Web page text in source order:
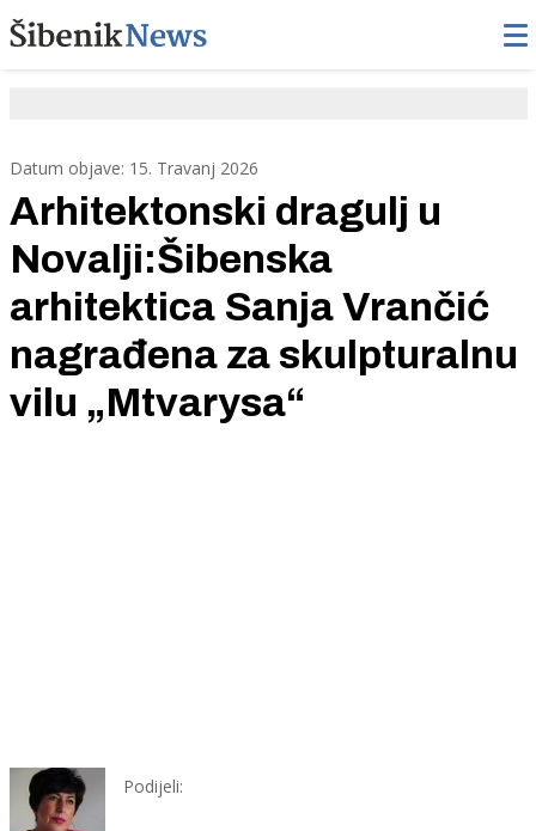
Datum objave: 15. Travanj 2026
Arhitektonski dragulj u
Novalji:Šibenska
arhitektica Sanja Vrančić
nagrađena za skulpturalnu
vilu „Mtvarysa“
Podijeli: